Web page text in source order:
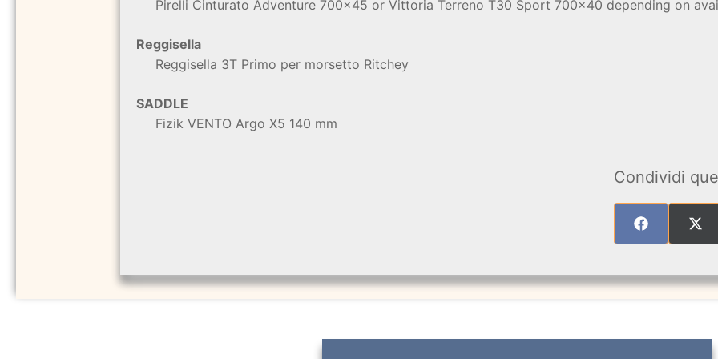
Pirelli Cinturato Adventure 700×45 or Vittoria Terreno T30 Sport 700x40 depending on
Reggisella
Reggisella 3T Primo per morsetto Ritchey
SADDLE
Fizik VENTO Argo X5 140 mm
Condividi
SHARE